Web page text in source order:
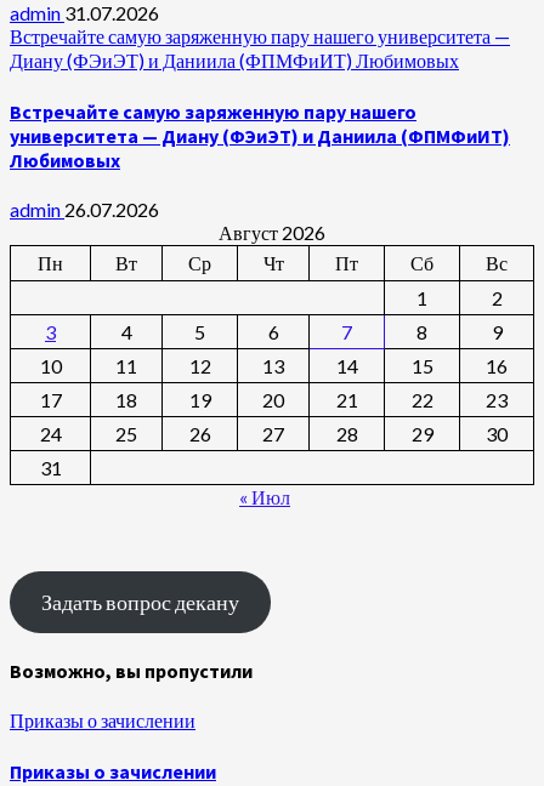
admin 31.07.2026
Встречайте самую заряженную пару нашего университета —
Диану (ФЭиЭТ) и Даниила (ФПМФиИТ) Любимовых
Встречайте самую заряженную пару нашего
университета — Диану (ФЭиЭТ) и Даниила (ФПМФиИТ)
Любимовых
admin 26.07.2026
Август 2026
Пн
Вт Ср Чт Пт Сб
Вс
1
2
3
4 5 6 7 8
9
10
11 12 13 14 15
16
17
18 19 20 21 22
23
24
25 26 27 28 29
30
31
« Июл
Задать вопрос декану
Возможно, вы пропустили
Приказы о зачислении
Приказы о зачислении